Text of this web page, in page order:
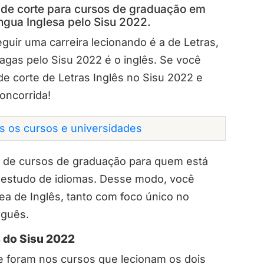
corte para cursos de graduação em
Inglesa pelo Sisu 2022.
uma carreira lecionando é a de Letras,
pelo Sisu 2022 é o inglês. Se você
corte de Letras Inglês no Sisu 2022 e
os cursos e universidades
cursos de graduação para quem está
de idiomas. Desse modo, você
de Inglês, tanto com foco único no
do Sisu 2022
nos cursos que lecionam os dois